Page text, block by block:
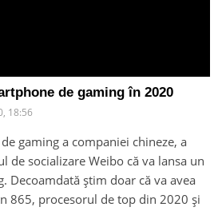
de gaming în 2020
18:56
gaming a companiei chineze, a
de socializare Weibo că va lansa un
Decoamdată știm doar că va avea
865, procesorul de top din 2020 și